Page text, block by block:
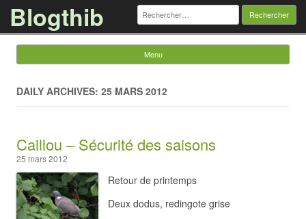
Blogthib Rechercher :
Menu
DAILY ARCHIVES: 25 MARS 2012
Caillou – Sécurité des saisons
25 mars 2012
Retour de printemps
Deux dodus, redingote grise